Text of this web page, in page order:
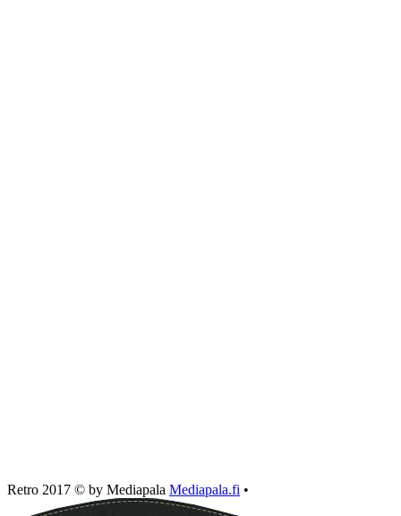
Retro 2017 © by Mediapala Mediapala.fi •